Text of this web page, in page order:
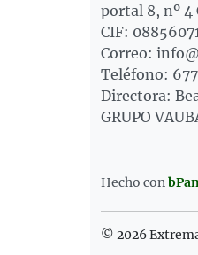
portal 8, nº 4
CIF:
Correo:
Teléfono:
Directora:
GRUPO
Hecho con
© 2026